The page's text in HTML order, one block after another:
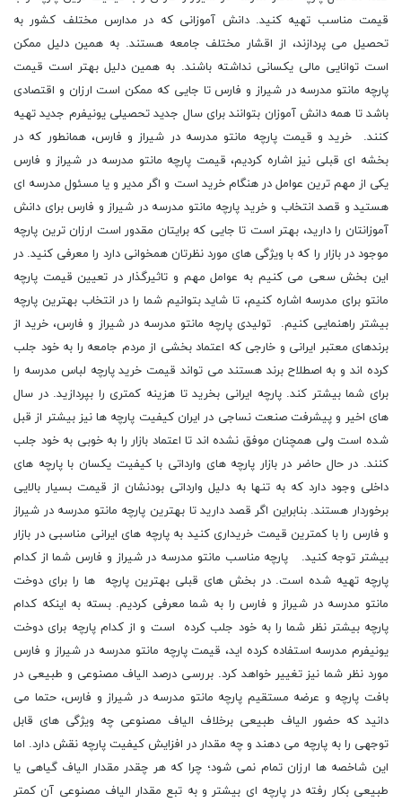
قیمت مناسب تهیه کنید. دانش آموزانی که در مدارس مختلف کشور به
تحصیل می پردازند، از اقشار مختلف جامعه هستند. به همین دلیل ممکن
است توانایی مالی یکسانی نداشته باشند. به همین دلیل بهتر است قیمت
پارچه مانتو مدرسه در شیراز و فارس تا جایی که ممکن است ارزان و اقتصادی
باشد تا همه دانش آموزان بتوانند برای سال جدید تحصیلی یونیفرم جدید تهیه
کنند. خرید و قیمت پارچه مانتو مدرسه در شیراز و فارس، همانطور که در
بخشه ای قبلی نیز اشاره کردیم، قیمت پارچه مانتو مدرسه در شیراز و فارس
یکی از مهم ترین عوامل در هنگام خرید است و اگر مدیر و یا مسئول مدرسه ای
هستید و قصد انتخاب و خرید پارچه مانتو مدرسه در شیراز و فارس برای دانش
آموزانتان را دارید، بهتر است تا جایی که برایتان مقدور است ارزان ترین پارچه
موجود در بازار را که با ویژگی های مورد نظرتان همخوانی دارد را معرفی کنید. در
این بخش سعی می کنیم به عوامل مهم و تاثیرگذار در تعیین قیمت پارچه
مانتو برای مدرسه اشاره کنیم، تا شاید بتوانیم شما را در انتخاب بهترین پارچه
بیشتر راهنمایی کنیم. تولیدی پارچه مانتو مدرسه در شیراز و فارس، خرید از
برندهای معتبر ایرانی و خارجی که اعتماد بخشی از مردم جامعه را به خود جلب
کرده اند و به اصطلاح برند هستند می تواند قیمت خرید پارچه لباس مدرسه را
برای شما بیشتر کند. پارچه ایرانی بخرید تا هزینه کمتری را بپردازید. در سال
های اخیر و پیشرفت صنعت نساجی در ایران کیفیت پارچه ها نیز بیشتر از قبل
شده است ولی همچنان موفق نشده اند تا اعتماد بازار را به خوبی به خود جلب
کنند. در حال حاضر در بازار پارچه های وارداتی با کیفیت یکسان با پارچه های
داخلی وجود دارد که به تنها به دلیل وارداتی بودنشان از قیمت بسیار بالایی
برخوردار هستند. بنابراین اگر قصد دارید تا بهترین پارچه مانتو مدرسه در شیراز
و فارس را با کمترین قیمت خریداری کنید به پارچه های ایرانی مناسبی در بازار
بیشتر توجه کنید. پارچه مناسب مانتو مدرسه در شیراز و فارس شما از کدام
پارچه تهیه شده است. در بخش های قبلی بهترین پارچه ها را برای دوخت
مانتو مدرسه در شیراز و فارس را به شما معرفی کردیم. بسته به اینکه کدام
پارچه بیشتر نظر شما را به خود جلب کرده است و از کدام پارچه برای دوخت
یونیفرم مدرسه استفاده کرده اید، قیمت پارچه مانتو مدرسه در شیراز و فارس
مورد نظر شما نیز تغییر خواهد کرد. بررسی درصد الیاف مصنوعی و طبیعی در
بافت پارچه و عرضه مستقیم پارچه مانتو مدرسه در شیراز و فارس، حتما می
دانید که حضور الیاف طبیعی برخلاف الیاف مصنوعی چه ویژگی های قابل
توجهی را به پارچه می دهند و چه مقدار در افزایش کیفیت پارچه نقش دارد. اما
این شاخصه ها ارزان تمام نمی شود؛ چرا که هر چقدر مقدار الیاف گیاهی یا
طبیعی بکار رفته در پارچه ای بیشتر و به تبع مقدار الیاف مصنوعی آن کمتر